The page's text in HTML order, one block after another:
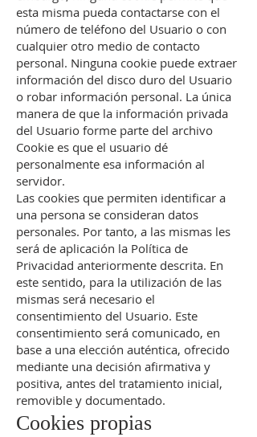
esta misma pueda contactarse con el
número de teléfono del Usuario o con
cualquier otro medio de contacto
personal. Ninguna cookie puede extraer
información del disco duro del Usuario
o robar información personal. La única
manera de que la información privada
del Usuario forme parte del archivo
Cookie es que el usuario dé
personalmente esa información al
servidor.
Las cookies que permiten identificar a
una persona se consideran datos
personales. Por tanto, a las mismas les
será de aplicación la Política de
Privacidad anteriormente descrita. En
este sentido, para la utilización de las
mismas será necesario el
consentimiento del Usuario. Este
consentimiento será comunicado, en
base a una elección auténtica, ofrecido
mediante una decisión afirmativa y
positiva, antes del tratamiento inicial,
removible y documentado.
Cookies propias